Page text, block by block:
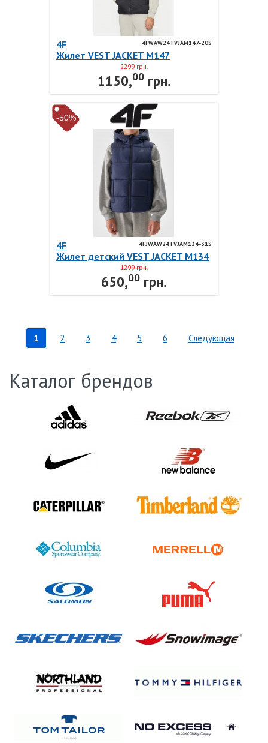
4FWAW24TVJAM147-20S
4F
Жилет VEST JACKET M147
4FWAW24TVJAM147-20S 4F
2299 грн.
1150,00грн.
-50%
4FJWAW24TVJAM134-31S
4F
Жилет детский VEST JACKET M134
4FJWAW24TVJAM134-31S 4F
1299 грн.
650,00 грн.
1 2 3 4 5 6 Следующая
Каталог брендов